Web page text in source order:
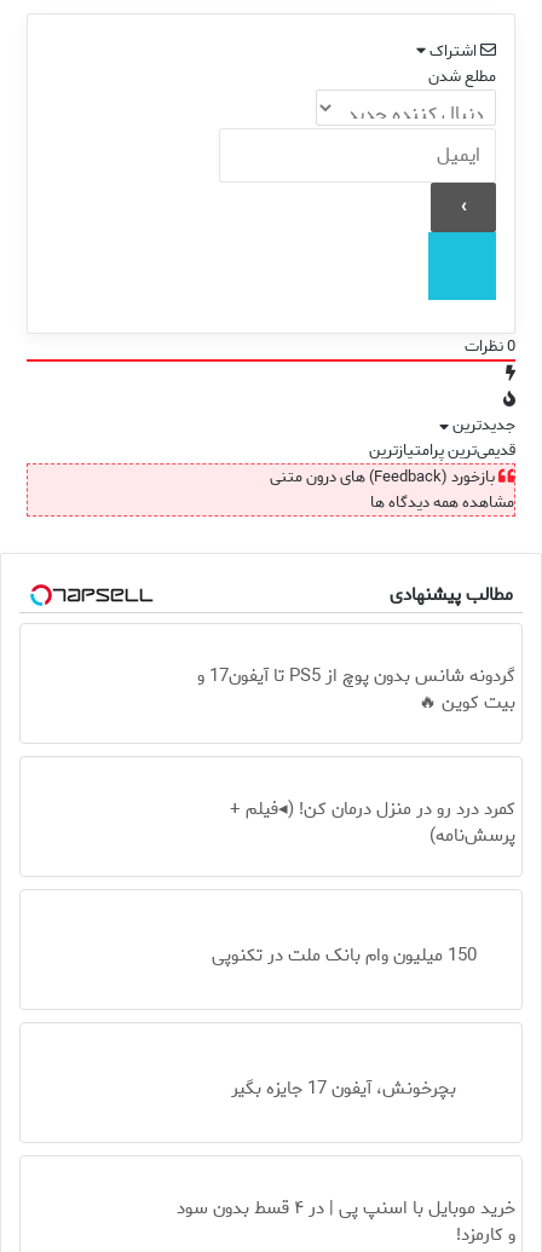
اشتراک
مطلع شدن
0نظرات
جدیدترین
قدیمی‌ترینپرامتیازترین
بازخورد (Feedback) های درون متنی
مشاهده همه دیدگاه ها
مطالب پیشنهادی
گردونه شانس بدون پوچ از PS5 تا آیفون17 و
بیت کوین 🔥
کمرد درد رو در منزل درمان کن! (◂فیلم +
پرسش‌نامه)
150 میلیون وام بانک ملت در تکنوپی
بچرخونش، آیفون 17 جایزه بگیر
خرید موبایل با اسنپ پی | در ۴ قسط بدون سود
و کارمزد!